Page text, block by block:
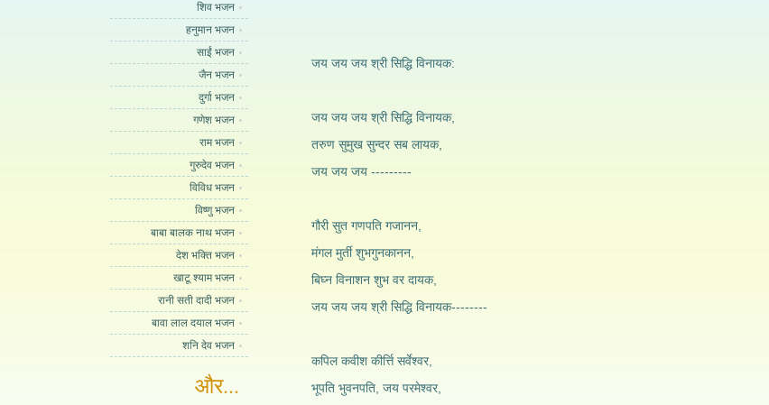
शिव भजन
हनुमान भजन
साईं भजन
जैन भजन
दुर्गा भजन
गणेश भजन
राम भजन
गुरुदेव भजन
विविध भजन
विष्णु भजन
बाबा बालक नाथ भजन
देश भक्ति भजन
खाटू श्याम भजन
रानी सती दादी भजन
बावा लाल दयाल भजन
शनि देव भजन
और...
जय जय जय श्री सिद्धि विनायक:
जय जय जय श्री सिद्धि विनायक,
तरुण सुमुख सुन्दर सब लायक,
जय जय जय ---------
गौरी सुत गणपति गजानन,
मंगल मुर्ती शुभगुनकानन,
बिघ्न विनाशन शुभ वर दायक,
जय जय जय श्री सिद्धि विनायक--------
कपिल कवीश कीर्त्ति सर्वेश्वर,
भूपति भुवनपति, जय परमेश्वर,